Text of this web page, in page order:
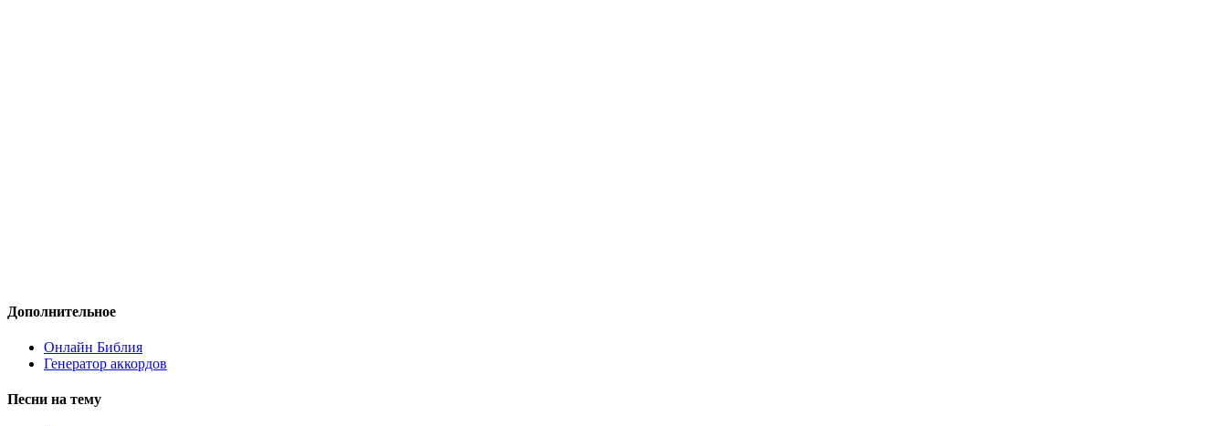
Дополнительное
Онлайн Библия
Генератор аккордов
Песни на тему